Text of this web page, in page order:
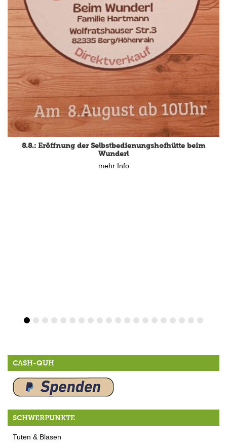
8.8.: Eröffnung der Selbstbedienungshofhütte beim
Wunderl
mehr Info
CASH-QUH
SCHWERPUNKTE
Tuten & Blasen